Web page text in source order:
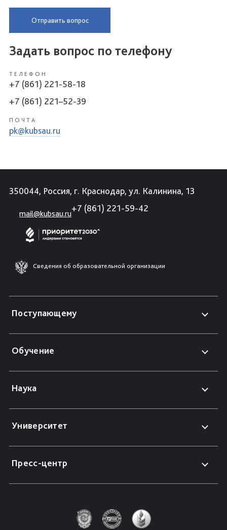
Отправить вопрос
Задать вопрос по телефону
ТЕЛЕФОН
+7 (861) 221-58-18
+7 (861) 221–52-39
ПОЧТА
pk@kubsau.ru
350044, Россия, г. Краснодар, ул. Калинина, 13
mail@kubsau.ru
+7 (861) 221-59-42
Сведения об образовательной организации
Поступающему
Обучение
Наука
Университет
Пресс-центр